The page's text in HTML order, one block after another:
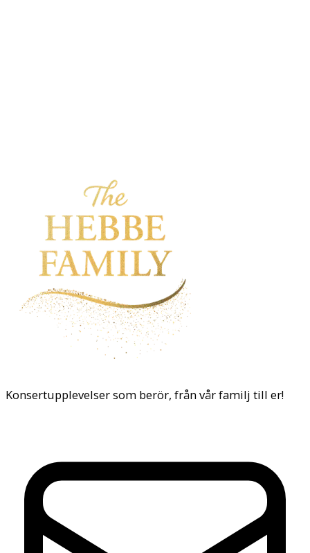
Konsertupplevelser som berör, från vår familj till er!